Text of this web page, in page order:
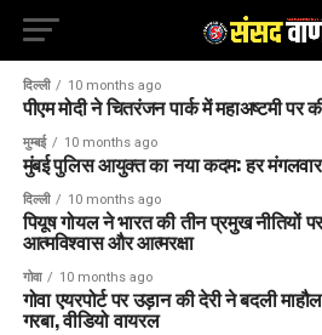
दिल्ली 10 months ago
पीएम मोदी ने चितरंजन पार्क में महाअष्टमी पर
मुम्बई 10 months ago
मुंबई पुलिस आयुक्त का नया कदम: हर
दिल्ली 10 months ago
पियूष गोयल ने भारत की तीन प्रमुख नीतियों
आत्मविश्वास और आत्मरक्षा
गोवा 10 months ago
गोवा एयरपोर्ट पर उड़ान की देरी ने बदली
गरबा, वीडियो वायरल